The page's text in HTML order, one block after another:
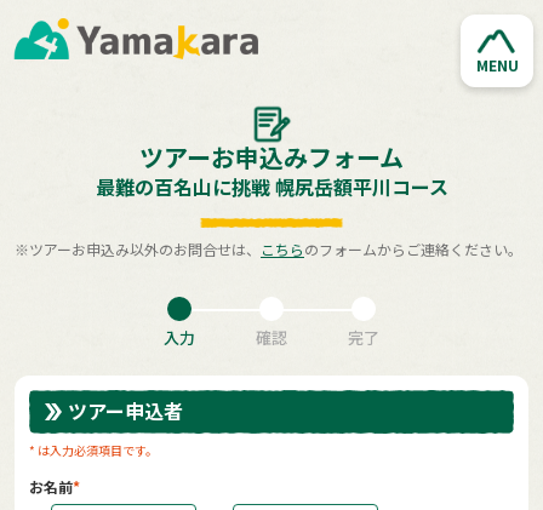
MENU
ツアーお申込みフォーム
最難の百名山に挑戦 幌尻岳額平川コース
※ツアーお申込み以外のお問合せは、 こちらのフォームからご連絡ください。
入力 確認 完了
ツアー申込者
* は入力必須項目です。
お名前